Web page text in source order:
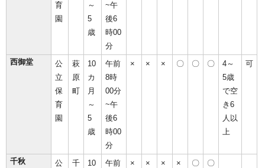
育
園
～
5
歳
~午
後6
時00
分
西御堂
公
立
保
育
園
萩
原
町
10
カ
月
～
5
歳
午前
8時
00分
~午
後6
時00
分
× × × 〇 〇 〇
4～
5歳
で空
き6
人以
上
可
千秋
公
千
10
午前
× × × × 〇 〇